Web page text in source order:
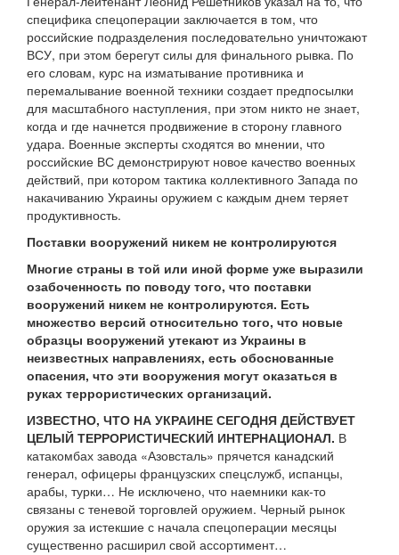
специфика спецоперации заключается в том, что
российские подразделения последовательно уничтожают
ВСУ, при этом берегут силы для финального рывка. По
его словам, курс на изматывание противника и
перемалывание военной техники создает предпосылки
для масштабного наступления, при этом никто не знает,
когда и где начнется продвижение в сторону главного
удара. Военные эксперты сходятся во мнении, что
российские ВС демонстрируют новое качество военных
действий, при котором тактика коллективного Запада по
накачиванию Украины оружием с каждым днем теряет
продуктивность.
Поставки вооружений никем не контролируются
Многие страны в той или иной форме уже выразили
озабоченность по поводу того, что поставки
вооружений никем не контролируются. Есть
множество версий относительно того, что новые
образцы вооружений утекают из Украины в
неизвестных направлениях, есть обоснованные
опасения, что эти вооружения могут оказаться в
руках террористических организаций.
ИЗВЕСТНО, ЧТО НА УКРАИНЕ СЕГОДНЯ ДЕЙСТВУЕТ
ЦЕЛЫЙ ТЕРРОРИСТИЧЕСКИЙ ИНТЕРНАЦИОНАЛ. В
катакомбах завода «Азовсталь» прячется канадский
генерал, офицеры французских спецслужб, испанцы,
арабы, турки… Не исключено, что наемники как-то
связаны с теневой торговлей оружием. Черный рынок
оружия за истекшие с начала спецоперации месяцы
существенно расширил свой ассортимент…